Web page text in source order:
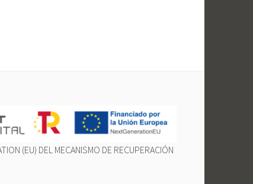
(EU) DEL MECANISMO DE RECUPERACIÓN